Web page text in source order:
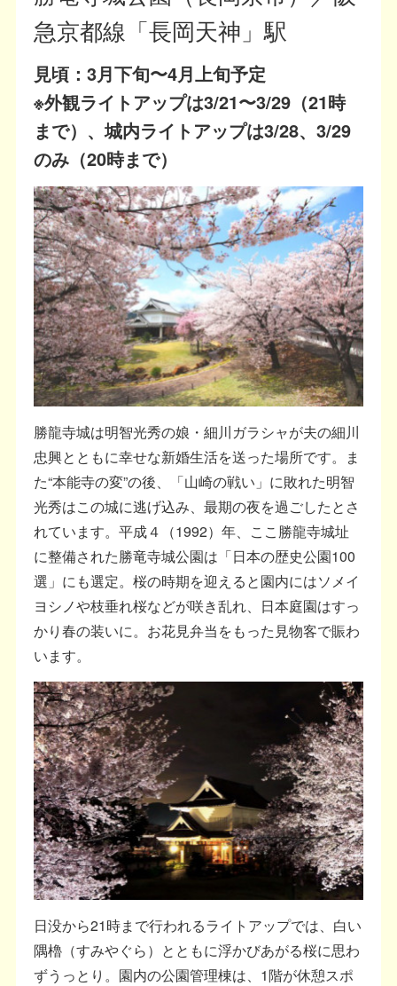
急京都線「長岡天神」駅
見頃：3月下旬〜4月上旬予定
※外観ライトアップは3/21〜3/29（21時
まで）、城内ライトアップは3/28、3/29
のみ（20時まで）
勝龍寺城は明智光秀の娘・細川ガラシャが夫の細川
忠興とともに幸せな新婚生活を送った場所です。ま
た“本能寺の変”の後、「山崎の戦い」に敗れた明智
光秀はこの城に逃げ込み、最期の夜を過ごしたとさ
れています。平成４（1992）年、ここ勝龍寺城址
に整備された勝竜寺城公園は「日本の歴史公園100
選」にも選定。桜の時期を迎えると園内にはソメイ
ヨシノや枝垂れ桜などが咲き乱れ、日本庭園はすっ
かり春の装いに。お花見弁当をもった見物客で賑わ
います。
日没から21時まで行われるライトアップでは、白い
隅櫓（すみやぐら）とともに浮かびあがる桜に思わ
ずうっとり。園内の公園管理棟は、1階が休憩スポ